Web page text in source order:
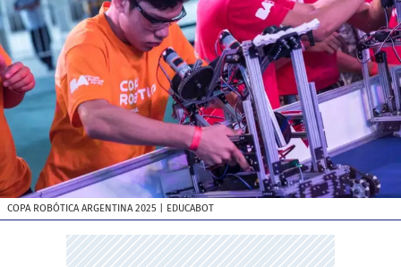
COPA ROBÓTICA ARGENTINA 2025 | EDUCABOT